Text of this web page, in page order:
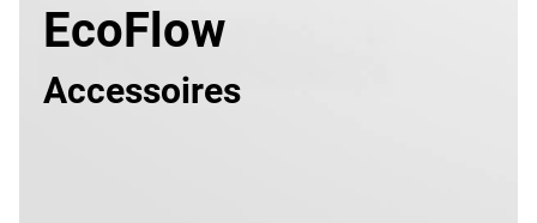
EcoFlow
Accessoires